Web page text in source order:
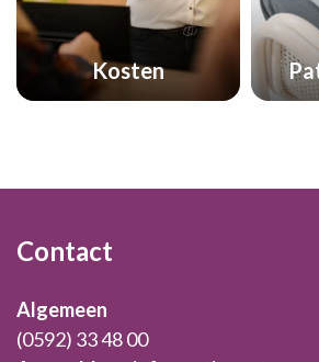
Kosten
Contact
Algemeen
(0592) 33 48 00